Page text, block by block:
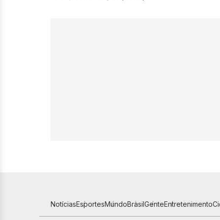
NotíciasEsportesMundoBrasilGenteEntretenimento